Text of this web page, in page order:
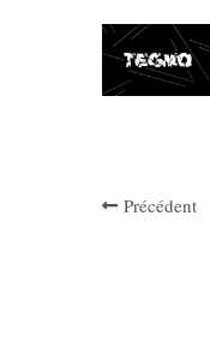
Précédent